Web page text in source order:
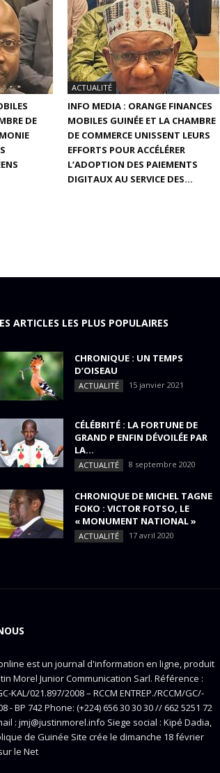
DE
ACTUALITÉ
INFO MEDIA : ORANGE FINANCES
MOBILES GUINÉE ET LA CHAMBRE
DE COMMERCE UNISSENT LEURS
EFFORTS POUR ACCÉLÉRER
L’ADOPTION DES PAIEMENTS
DIGITAUX AU SERVICE DES...
ARTICLES LES PLUS POPULAIRES
CHRONIQUE : UN TEMPS
D’OISEAU
ACTUALITÉ 15 janvier 2021
CÉLÉBRITÉ : LA FORTUNE DE
GRAND P ENFIN DÉVOILÉE PAR
LA...
ACTUALITÉ 8 septembre 2020
CHRONIQUE DE MICHEL TAGNE
FOKO : VICTOR FOTSO, LE
« MONUMENT NATIONAL »
ACTUALITÉ 17 avril 2020
est un journal d'information en ligne, produit
Morel Junior Communication Sarl. Référence :
KAL/021.897/2008 – RCCM ENTREP./RCCM/GC/-
- BP 742 Phone: (+224) 656 30 30 30 // 662 5251 72
: jmj@justinmorel.info Siege social : Kipé Dadia,
de Guinée Site crée le dimanche 18 février
le Net